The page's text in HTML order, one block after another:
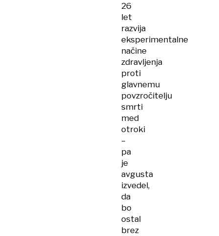
26
let
razvija
eksperimentalne
načine
zdravljenja
proti
glavnemu
povzročitelju
smrti
med
otroki
–
pa
je
avgusta
izvedel,
da
bo
ostal
brez